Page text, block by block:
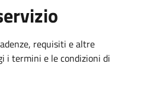
requisiti e altre
i termini e le condizioni di